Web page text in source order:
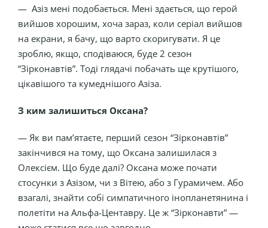
— Азіз мені подобається. Мені здається, що герой
вийшов хорошим, хоча зараз, коли серіал вийшов
на екрани, я бачу, що варто скоригувати. Я це
зроблю, якщо, сподіваюся, буде 2 сезон
“Зірконавтів”. Тоді глядачі побачать ще крутішого,
цікавішого та кумеднішого Азіза.
З ким залишиться Оксана?
— Як ви пам’ятаєте, перший сезон “Зірконавтів”
закінчився на тому, що Оксана залишилася з
Олексієм. Що буде далі? Оксана може почати
стосунки з Азізом, чи з Вітею, або з Гурамичем. Або
взагалі, знайти собі симпатичного інопланетянина і
полетіти на Альфа-Центавру. Це ж “Зірконавти” —